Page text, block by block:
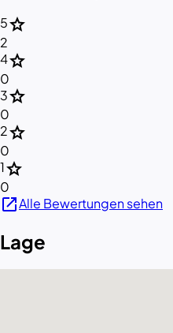
5star
2
4star
0
3star
0
2star
0
1star
0
open_in_newAlle Bewertungen sehen
Lage